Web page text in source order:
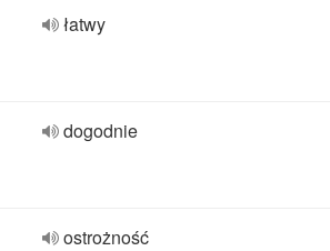
łatwy
dogodnie
ostrożność